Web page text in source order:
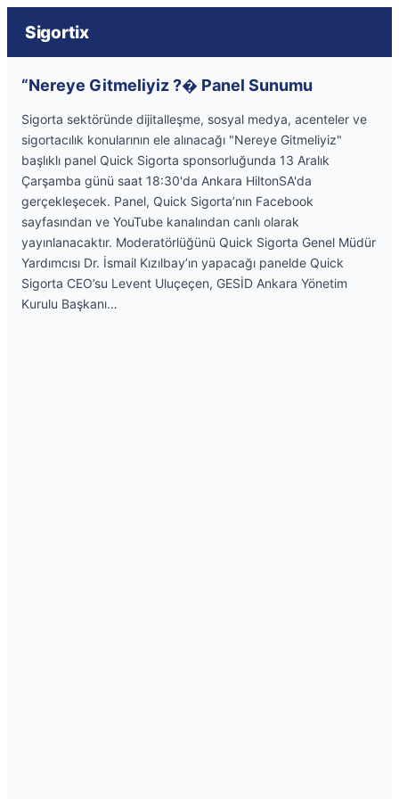
Sigortix
“Nereye Gitmeliyiz ?� Panel Sunumu
Sigorta sektöründe dijitalleşme, sosyal medya, acenteler ve
sigortacılık konularının ele alınacağı "Nereye Gitmeliyiz"
başlıklı panel Quick Sigorta sponsorluğunda 13 Aralık
Çarşamba günü saat 18:30'da Ankara HiltonSA'da
gerçekleşecek. Panel, Quick Sigorta’nın Facebook
sayfasından ve YouTube kanalından canlı olarak
yayınlanacaktır. Moderatörlüğünü Quick Sigorta Genel Müdür
Yardımcısı Dr. İsmail Kızılbay’ın yapacağı panelde Quick
Sigorta CEO’su Levent Uluçeçen, GESİD Ankara Yönetim
Kurulu Başkanı…